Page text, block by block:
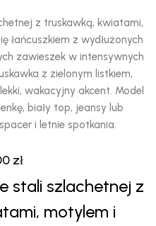
stali szlachetnej z
motylem i
zł
z truskawką, kwiatami,
łańcuszkiem z wydłużonych
zawieszek w intensywnych
z zielonym listkiem,
wakacyjny akcent. Model
biały top, jeansy lub
i letnie spotkania.